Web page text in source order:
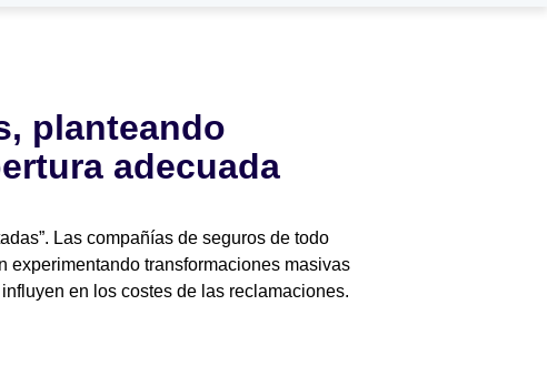
planteando
adecuada
Las compañías de seguros de todo
experimentando transformaciones masivas
en los costes de las reclamaciones.